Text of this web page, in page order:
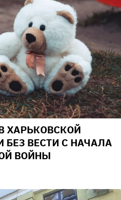
ХАРЬКОВСКОЙ
ВЕСТИ С НАЧАЛА
ВОЙНЫ